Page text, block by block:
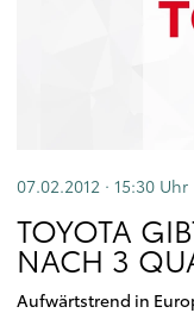
07.02.2012 · 15:30 Uhr
TOYOTA
NACH 3
Aufwärtstrend in